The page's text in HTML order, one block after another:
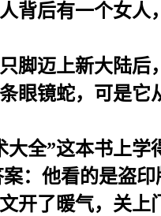
背后有一个女
脚迈上新大陆
眼镜蛇，可是
大全”这本书上
：他看的是盗印
开了暖气，关